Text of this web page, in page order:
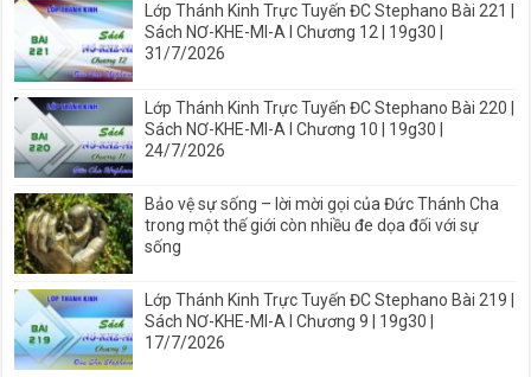
Lớp Thánh Kinh Trực Tuyến ĐC Stephano Bài 221 |
Sách NƠ-KHE-MI-A I Chương 12 | 19g30 |
31/7/2026
Lớp Thánh Kinh Trực Tuyến ĐC Stephano Bài 220 |
Sách NƠ-KHE-MI-A I Chương 10 | 19g30 |
24/7/2026
Bảo vệ sự sống – lời mời gọi của Đức Thánh Cha
trong một thế giới còn nhiều đe dọa đối với sự
sống
Lớp Thánh Kinh Trực Tuyến ĐC Stephano Bài 219 |
Sách NƠ-KHE-MI-A I Chương 9 | 19g30 |
17/7/2026